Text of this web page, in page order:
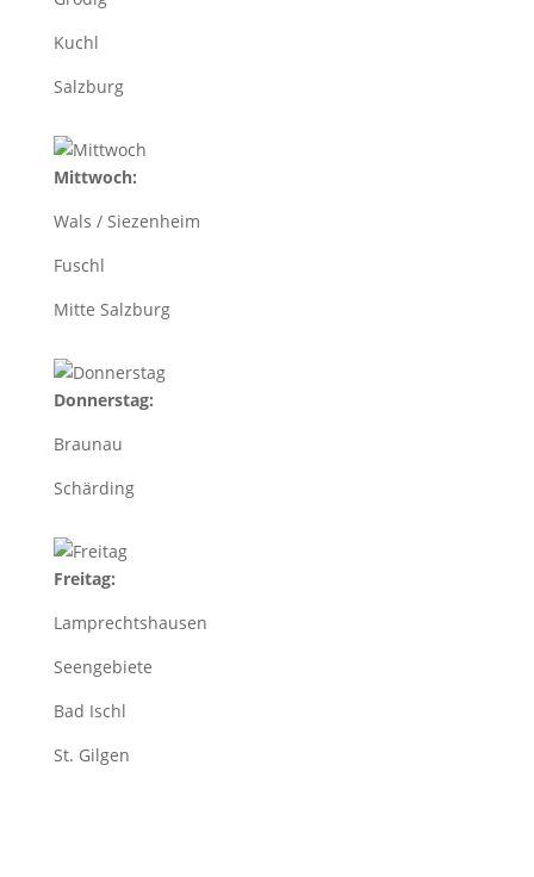
Kuchl
Salzburg
Mittwoch:
Wals / Siezenheim
Fuschl
Mitte Salzburg
Donnerstag:
Braunau
Schärding
Freitag:
Lamprechtshausen
Seengebiete
Bad Ischl
St. Gilgen